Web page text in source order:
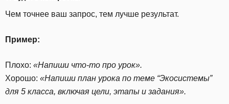
Чем точнее ваш запрос, тем лучше результат.
Пример:
Плохо: «Напиши что-то про урок».
Хорошо: «Напиши план урока по теме “Экосистемы”
для 5 класса, включая цели, этапы и задания».